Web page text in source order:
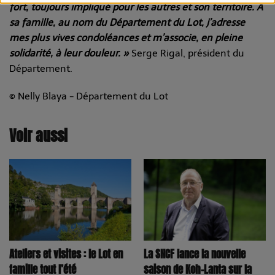
fort, toujours impliqué pour les autres et son territoire. A
sa famille, au nom du Département du Lot, j’adresse
mes plus vives condoléances et m’associe, en pleine
solidarité, à leur douleur. » Serge Rigal, président du
Département.
© Nelly Blaya - Département du Lot
Voir aussi
Ateliers et visites : le Lot en
famille tout l’été
La SNCF lance la nouvelle
saison de Koh-Lanta sur la